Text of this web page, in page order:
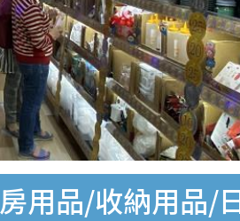
用品/收納用品/